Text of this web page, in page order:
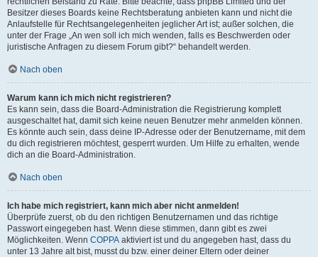
Besitzer dieses Boards keine Rechtsberatung anbieten kann und nicht die
Anlaufstelle für Rechtsangelegenheiten jeglicher Art ist; außer solchen, die
unter der Frage „An wen soll ich mich wenden, falls es Beschwerden oder
juristische Anfragen zu diesem Forum gibt?“ behandelt werden.
Nach oben
Warum kann ich mich nicht registrieren?
Es kann sein, dass die Board-Administration die Registrierung komplett
ausgeschaltet hat, damit sich keine neuen Benutzer mehr anmelden können.
Es könnte auch sein, dass deine IP-Adresse oder der Benutzername, mit dem
du dich registrieren möchtest, gesperrt wurden. Um Hilfe zu erhalten, wende
dich an die Board-Administration.
Nach oben
Ich habe mich registriert, kann mich aber nicht anmelden!
Überprüfe zuerst, ob du den richtigen Benutzernamen und das richtige
Passwort eingegeben hast. Wenn diese stimmen, dann gibt es zwei
Möglichkeiten. Wenn COPPA aktiviert ist und du angegeben hast, dass du
unter 13 Jahre alt bist, musst du bzw. einer deiner Eltern oder deiner